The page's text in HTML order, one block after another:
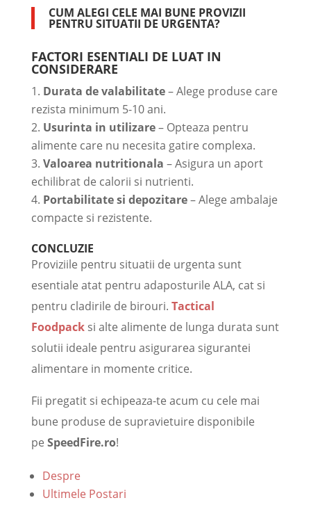
CUM ALEGI CELE MAI BUNE PROVIZII
PENTRU SITUATII DE URGENTA?
FACTORI ESENTIALI DE LUAT IN
CONSIDERARE
Durata de valabilitate– Alege produse care
rezista minimum 5-10 ani.
Usurinta in utilizare– Opteaza pentru
alimente care nu necesita gatire complexa.
Valoarea nutritionala – Asigura un aport
echilibrat de calorii si nutrienti.
Portabilitate si depozitare– Alege ambalaje
compacte si rezistente.
CONCLUZIE
Proviziile pentru situatii de urgenta sunt
esentiale atat pentru adaposturile ALA, cat si
pentru cladirile de birouri. Tactical
Foodpacksi alte alimente de lunga durata sunt
solutii ideale pentru asigurarea sigurantei
alimentare in momente critice.
Fii pregatit si echipeaza-te acum cu cele mai
bune produse de supravietuire disponibile
pe SpeedFire.ro!
Despre
Ultimele Postari